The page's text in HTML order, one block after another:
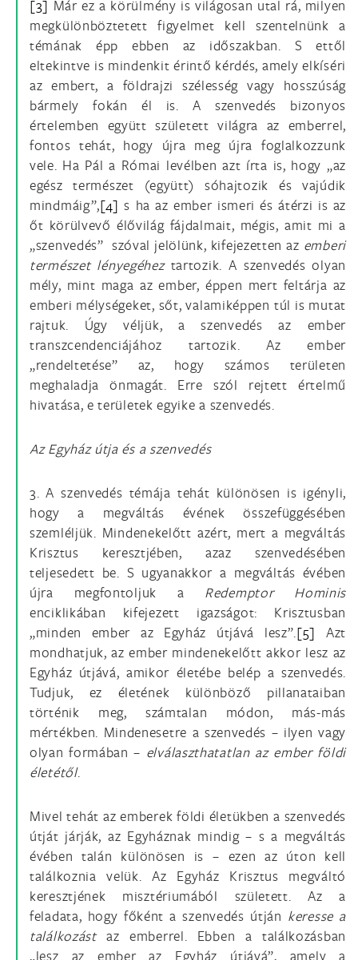
[3] Már ez a körülmény is világosan utal rá, milyen
megkülönböztetett figyelmet kell szentelnünk a
témának épp ebben az időszakban. S ettől
eltekintve is mindenkit érintő kérdés, amely elkíséri
az embert, a földrajzi szélesség vagy hosszúság
bármely fokán él is. A szenvedés bizonyos
értelemben együtt született világra az emberrel,
fontos tehát, hogy újra meg újra foglalkozzunk
vele. Ha Pál a Római levélben azt írta is, hogy „az
egész természet (együtt) sóhajtozik és vajúdik
mindmáig”,[4] s ha az ember ismeri és átérzi is az
őt körülvevő élővilág fájdalmait, mégis, amit mi a
„szenvedés” szóval jelölünk, kifejezetten az emberi
természet lényegéheztartozik. A szenvedés olyan
mély, mint maga az ember, éppen mert feltárja az
emberi mélységeket, sőt, valamiképpen túl is mutat
rajtuk. Úgy véljük, a szenvedés az ember
transzcendenciájához tartozik. Az ember
„rendeltetése” az, hogy számos területen
meghaladja önmagát. Erre szól rejtett értelmű
hivatása, e területek egyike a szenvedés.
Az Egyház útja és a szenvedés
3. A szenvedés témája tehát különösen is igényli,
hogy a megváltás évének összefüggésében
szemléljük. Mindenekelőtt azért, mert a megváltás
Krisztus keresztjében, azaz szenvedésében
teljesedett be. S ugyanakkor a megváltás évében
újra megfontoljuk a Redemptor Hominis
enciklikában kifejezett igazságot: Krisztusban
„minden ember az Egyház útjává lesz”.[5] Azt
mondhatjuk, az ember mindenekelőtt akkor lesz az
Egyház útjává, amikor életébe belép a szenvedés.
Tudjuk, ez életének különböző pillanataiban
történik meg, számtalan módon, más-más
mértékben. Mindenesetre a szenvedés – ilyen vagy
olyan formában – elválaszthatatlan az ember földi
életétől.
Mivel tehát az emberek földi életükben a szenvedés
útját járják, az Egyháznak mindig – s a megváltás
évében talán különösen is – ezen az úton kell
találkoznia velük. Az Egyház Krisztus megváltó
keresztjének misztériumából született. Az a
feladata, hogy főként a szenvedés útján keresse a
találkozástaz emberrel. Ebben a találkozásban
„lesz az ember az Egyház útjává”, amely a